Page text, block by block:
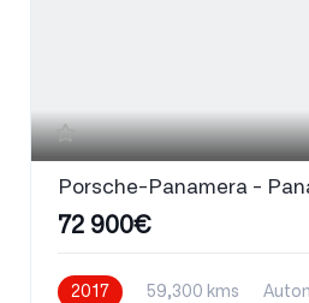
Porsche-Panamera -
72 900€
2017 59,300 kms